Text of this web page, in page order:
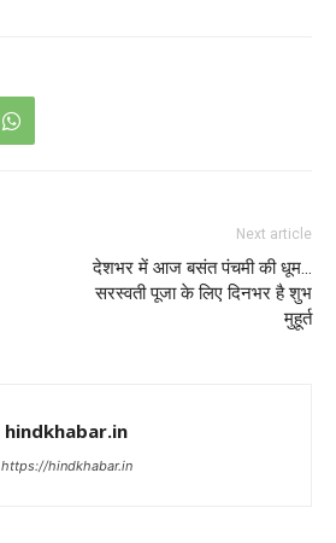
Next article
देशभर में आज बसंत पंचमी की धूम…
सरस्वती पूजा के लिए दिनभर है शुभ
मुहूर्त
hindkhabar.in
https://hindkhabar.in